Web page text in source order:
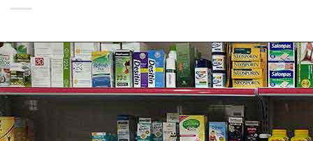
Sản phẩm tạo hiệu ứng căng mịn, xóa mờ lỗ chân lông.
Em ấy sẽ góp phần tạo hiệu ứng mịn như nhung khi
được bôi lên da, cho bạn làn da mịn màng như em bé
vậy đó! Đồng thời còn bổ sung độ ẩm và kiềm dầu, giảm
thiểu tình trạng dầu tiết ra trong nhiều giờ. Ngăn chặn